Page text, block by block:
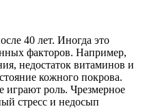
40 лет. Иногда это
факторов. Например,
недостаток витаминов и
кожного покрова.
роль. Чрезмерное
стресс и недосып